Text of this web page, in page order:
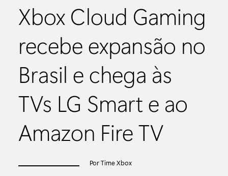
Xbox Cloud Gaming
recebe expansão no
Brasil e chega às
TVs LG Smart e ao
Amazon Fire TV
Por Time Xbox